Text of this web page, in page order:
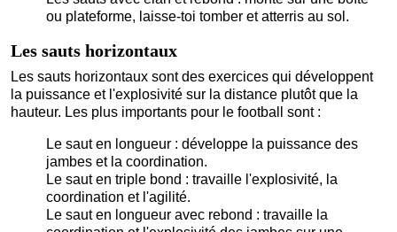
ou plateforme, laisse-toi tomber et atterris au sol.
Les sauts horizontaux
Les sauts horizontaux sont des exercices qui développent
la puissance et l'explosivité sur la distance plutôt que la
hauteur. Les plus importants pour le football sont :
Le saut en longueur : développe la puissance des
jambes et la coordination.
Le saut en triple bond : travaille l'explosivité, la
coordination et l'agilité.
Le saut en longueur avec rebond : travaille la